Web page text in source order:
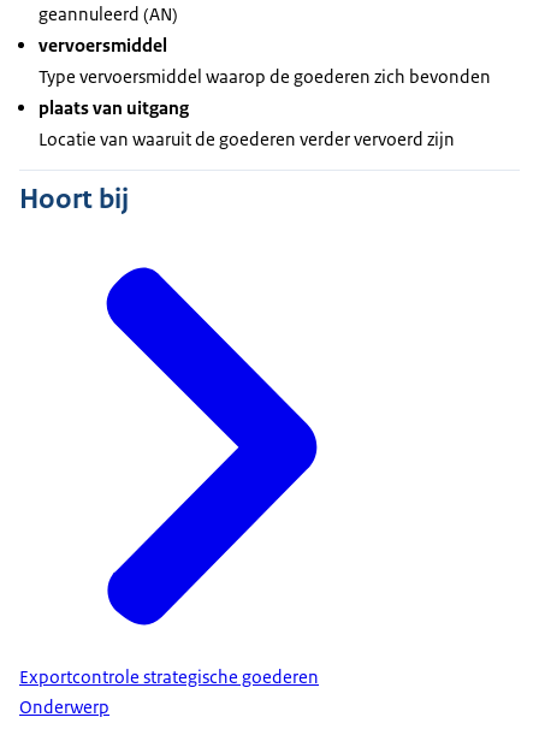
geannuleerd (AN)
vervoersmiddel
Type vervoersmiddel waarop de goederen zich bevonden
plaats van uitgang
Locatie van waaruit de goederen verder vervoerd zijn
Hoort bij
Exportcontrole strategische goederen
Onderwerp